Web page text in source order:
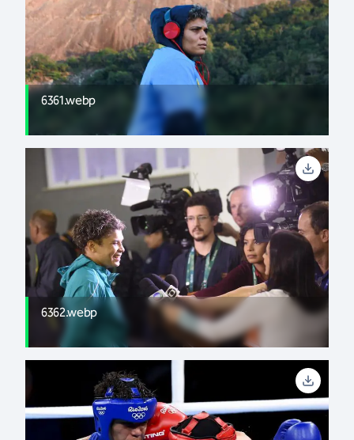
6361.webp
6362.webp